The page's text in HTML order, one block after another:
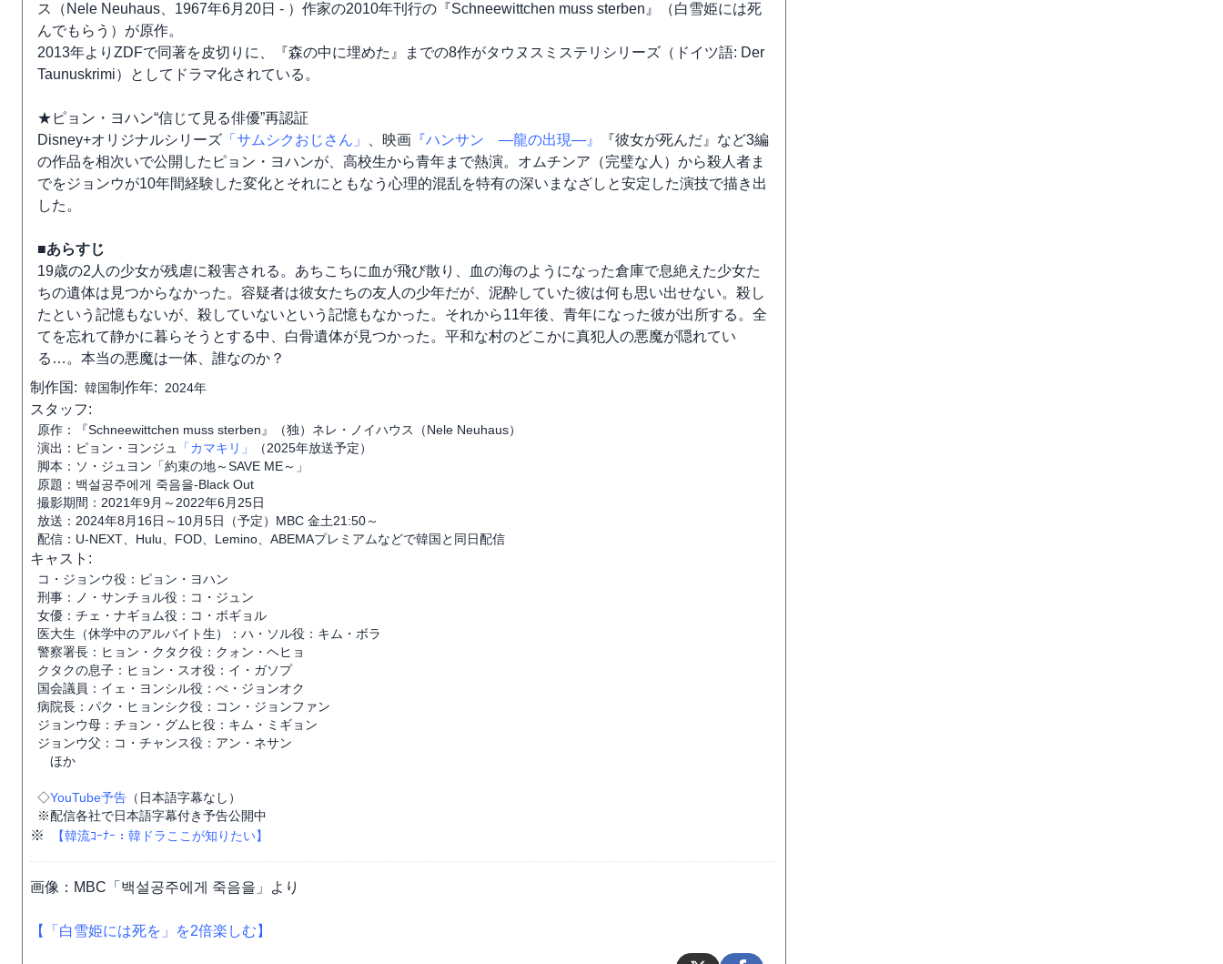
ス（Nele Neuhaus、1967年6月20日 - ）作家の2010年刊行の『Schneewittchen muss sterben』（白雪姫には死
んでもらう）が原作。
2013年よりZDFで同著を皮切りに、『森の中に埋めた』までの8作がタウヌスミステリシリーズ（ドイツ語: Der
Taunuskrimi）としてドラマ化されている。
★ピョン・ヨハン“信じて見る俳優”再認証
Disney+オリジナルシリーズ 「サムシクおじさん」 、映画 『ハンサン ―龍の出現―』
『彼女が死んだ』など3編
の作品を相次いで公開したピョン・ヨハンが、高校生から青年まで熱演。オムチンア（完璧な人）から殺人者ま
でをジョンウが10年間経験した変化とそれにともなう心理的混乱を特有の深いまなざしと安定した演技で描き出
した。
■あらすじ
19歳の2人の少女が残虐に殺害される。あちこちに血が飛び散り、血の海のようになった倉庫で息絶えた少女た
ちの遺体は見つからなかった。容疑者は彼女たちの友人の少年だが、泥酔していた彼は何も思い出せない。殺し
たという記憶もないが、殺していないという記憶もなかった。それから11年後、青年になった彼が出所する。全
てを忘れて静かに暮らそうとする中、白骨遺体が見つかった。平和な村のどこかに真犯人の悪魔が隠れてい
る…。本当の悪魔は一体、誰なのか？
制作国: 韓国制作年: 2024年
スタッフ:
原作：『Schneewittchen muss sterben』（独）ネレ・ノイハウス（Nele Neuhaus）
演出：ピョン・ヨンジュ
「カマキリ」
（2025年放送予定）
脚本：ソ・ジュヨン「約束の地～SAVE ME～」
原題：백설공주에게 죽음을-Black Out
撮影期間：2021年9月～2022年6月25日
放送：2024年8月16日～10月5日（予定）MBC 金土21:50～
配信：U-NEXT、Hulu、FOD、Lemino、ABEMAプレミアムなどで韓国と同日配信
キャスト:
コ・ジョンウ役：ピョン・ヨハン
刑事：ノ・サンチョル役：コ・ジュン
女優：チェ・ナギョム役：コ・ボギョル
医大生（休学中のアルバイト生）：ハ・ソル役：キム・ボラ
警察署長：ヒョン・クタク役：クォン・ヘヒョ
クタクの息子：ヒョン・スオ役：イ・ガソプ
国会議員：イェ・ヨンシル役：ぺ・ジョンオク
病院長：パク・ヒョンシク役：コン・ジョンファン
ジョンウ母：チョン・グムヒ役：キム・ミギョン
ジョンウ父：コ・チャンス役：アン・ネサン
ほか
◇YouTube予告 （日本語字幕なし）
※配信各社で日本語字幕付き予告公開中
※ 【韓流ｺｰﾅｰ：韓ドラここが知りたい】
画像：MBC「백설공주에게 죽음을」より
【「白雪姫には死を」を2倍楽しむ】